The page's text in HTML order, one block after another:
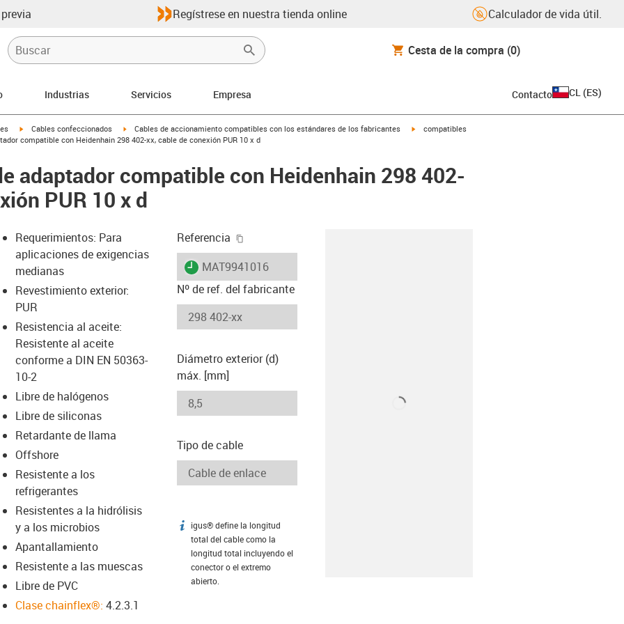
Regístrese en nuestra tienda online Calculador de vida útil.
Cesta de la compra (0)
Industrias Servicios Empresa Contacto CL (ES)
igus-icon-arrow-right
Cables confeccionados igus-icon-arrow-right
Cables de accionamiento compatibles con los estándares de los fabricantes igus-icon-arrow-right
compatibles
compatible con Heidenhain 298 402-xx, cable de conexión PUR 10 x d
adaptador compatible con Heidenhain 298 402-
PUR 10 x d
icon-lupe
icon-lupe
Requerimientos: Para
aplicaciones de exigencias
medianas
Revestimiento exterior:
PUR
Resistencia al aceite:
Resistente al aceite
conforme a DIN EN 50363-
10-2
Libre de halógenos
Libre de siliconas
Retardante de llama
Offshore
Resistente a los
refrigerantes
Resistentes a la hidrólisis
y a los microbios
Apantallamiento
Resistente a las muescas
Libre de PVC
Clase chainflex®: 4.2.3.1
Referencia
igus-icon-lieferzeit
MAT9941016
Nº de ref. del fabricante
Diámetro exterior (d)
máx. [mm]
Tipo de cable
igus-icon-info
igus® define la longitud
total del cable como la
longitud total incluyendo el
conector o el extremo
abierto.